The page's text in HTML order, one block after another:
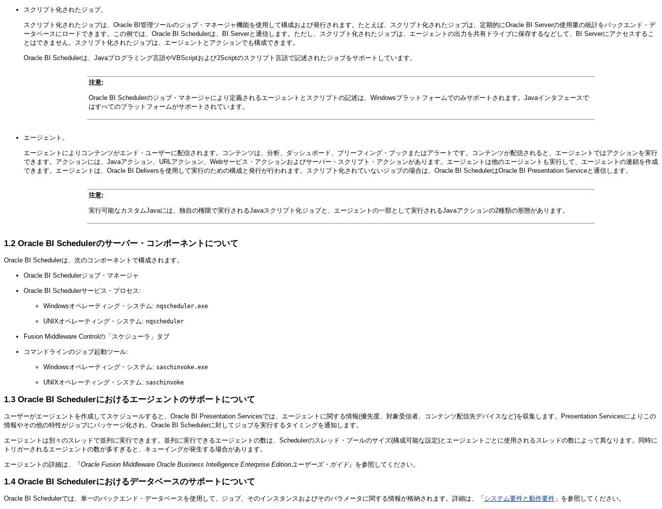
スクリプト化されたジョブ。
スクリプト化されたジョブは、Oracle BI管理ツールのジョブ・マネージャ機能を使用して構成および発行されます。たとえば、スクリプト化されたジョブは、定期的にOracle BI Serverの使用量の統計をバックエンド・デ
ータベースにロードできます。この例では、Oracle BI Schedulerは、BI Serverと通信します。ただし、スクリプト化されたジョブは、エージェントの出力を共有ドライブに保存するなどして、BI Serverにアクセスするこ
とはできません。スクリプト化されたジョブは、エージェントとアクションでも構成できます。
Oracle BI Schedulerは、Javaプログラミング言語やVBScriptおよびJScriptのスクリプト言語で記述されたジョブをサポートしています。
注意:
Oracle BI Schedulerのジョブ・マネージャにより定義されるエージェントとスクリプトの記述は、Windowsプラットフォームでのみサポートされます。Javaインタフェースで
はすべてのプラットフォームがサポートされています。
エージェント。
エージェントによりコンテンツがエンド・ユーザーに配信されます。コンテンツは、分析、ダッシュボード、ブリーフィング・ブックまたはアラートです。コンテンツが配信されると、エージェントではアクションを実行
できます。アクションには、Javaアクション、URLアクション、Webサービス・アクションおよびサーバー・スクリプト・アクションがあります。エージェントは他のエージェントも実行して、エージェントの連鎖を作成
できます。エージェントは、Oracle BI Deliversを使用して実行のための構成と発行が行われます。スクリプト化されていないジョブの場合は、Oracle BI SchedulerはOracle BI Presentation Serviceと通信します。
注意:
実行可能なカスタムJavaには、独自の権限で実行されるJavaスクリプト化ジョブと、エージェントの一部として実行されるJavaアクションの2種類の形態があります。
1.2 Oracle BI Schedulerのサーバー・コンポーネントについて
Oracle BI Schedulerは、次のコンポーネントで構成されます。
Oracle BI Schedulerジョブ・マネージャ
Oracle BI Schedulerサービス・プロセス:
Windowsオペレーティング・システム: nqscheduler.exe
UNIXオペレーティング・システム: nqscheduler
Fusion Middleware Controlの「スケジューラ」タブ
コマンドラインのジョブ起動ツール:
Windowsオペレーティング・システム: saschinvoke.exe
UNIXオペレーティング・システム: saschinvoke
1.3 Oracle BI Schedulerにおけるエージェントのサポートについて
ユーザーがエージェントを作成してスケジュールすると、Oracle BI Presentation Servicesでは、エージェントに関する情報(優先度、対象受信者、コンテンツ配信先デバイスなど)を収集します。Presentation Servicesによりこの
情報やその他の特性がジョブにパッケージ化され、Oracle BI Schedulerに対してジョブを実行するタイミングを通知します。
エージェントは別々のスレッドで並列に実行できます。並列に実行できるエージェントの数は、Schedulerのスレッド・プールのサイズ(構成可能な設定)とエージェントごとに使用されるスレッドの数によって異なります。同時に
トリガーされるエージェントの数が多すぎると、キューイングが発生する場合があります。
エージェントの詳細は、『Oracle Fusion Middleware Oracle Business Intelligence Enterprise Editionユーザーズ・ガイド』を参照してください。
1.4Oracle BI Schedulerにおけるデータベースのサポートについて
Oracle BI Schedulerでは、単一のバックエンド・データベースを使用して、ジョブ、そのインスタンスおよびそのパラメータに関する情報が格納されます。詳細は、「 システム要件と動作要件 」を参照してください。